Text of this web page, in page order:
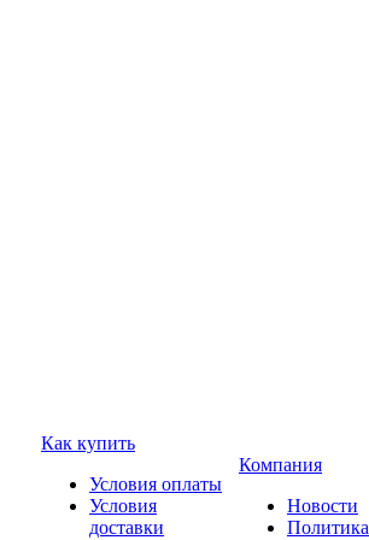
Как купить
Условия оплаты
Условия
доставки
Компания
Новости
Политика